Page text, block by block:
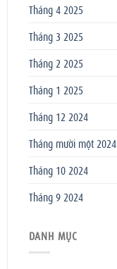
Tháng 4 2025
Tháng 3 2025
Tháng 2 2025
Tháng 1 2025
Tháng 12 2024
Tháng mười một 2024
Tháng 10 2024
Tháng 9 2024
DANH MỤC